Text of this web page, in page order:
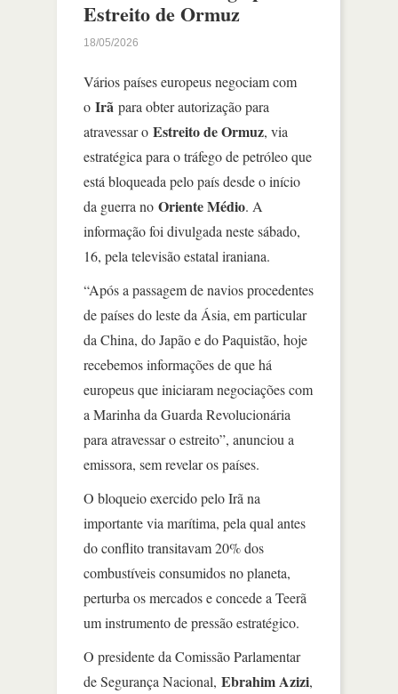
Estreito de Ormuz
18/05/2026
Vários países europeus negociam com
o Irã para obter autorização para
atravessar o Estreito de Ormuz, via
estratégica para o tráfego de petróleo que
está bloqueada pelo país desde o início
da guerra no Oriente Médio. A
informação foi divulgada neste sábado,
16, pela televisão estatal iraniana.
“Após a passagem de navios procedentes
de países do leste da Ásia, em particular
da China, do Japão e do Paquistão, hoje
recebemos informações de que há
europeus que iniciaram negociações com
a Marinha da Guarda Revolucionária
para atravessar o estreito”, anunciou a
emissora, sem revelar os países.
O bloqueio exercido pelo Irã na
importante via marítima, pela qual antes
do conflito transitavam 20% dos
combustíveis consumidos no planeta,
perturba os mercados e concede a Teerã
um instrumento de pressão estratégico.
O presidente da Comissão Parlamentar
de Segurança Nacional, Ebrahim Azizi,